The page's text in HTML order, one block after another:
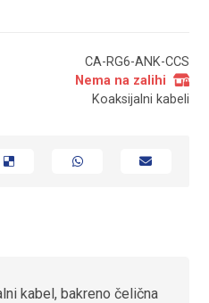
CA-RG6-ANK-CCS
Nema na zalihi
Koaksijalni kabeli
kabel,bakreno čelična